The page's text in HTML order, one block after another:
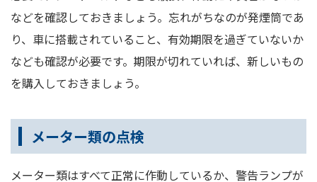
などを確認しておきましょう。忘れがちなのが発煙筒であ
り、車に搭載されていること、有効期限を過ぎていないか
なども確認が必要です。期限が切れていれば、新しいもの
を購入しておきましょう。
メーター類の点検
メーター類はすべて正常に作動しているか、警告ランプが